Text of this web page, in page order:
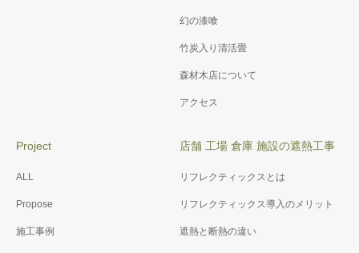
幻の漆喰
竹炭入り清活畳
森材木店について
アクセス
Project
ALL
Propose
施工事例
店舗 工場 倉庫 施設の遮熱工事
リフレクティックスとは
リフレクティックス導入のメリット
遮熱と断熱の違い